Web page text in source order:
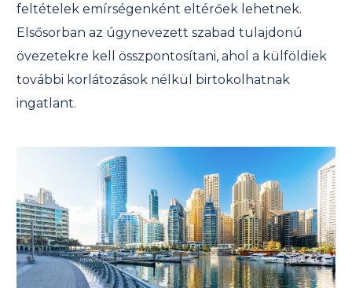
feltételek emírségenként eltérőek lehetnek.
Elsősorban az úgynevezett szabad tulajdonú
övezetekre kell összpontosítani, ahol a külföldiek
további korlátozások nélkül birtokolhatnak
ingatlant.